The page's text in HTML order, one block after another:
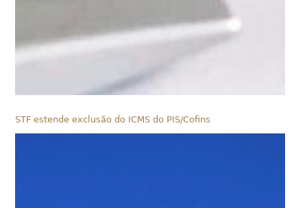
STF estende exclusão do ICMS do PIS/Cofins